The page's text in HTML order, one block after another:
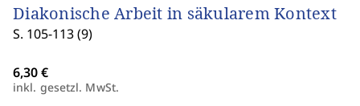
Diakonische Arbeit in säkularem Kontext
S. 105-113 (9)
inkl. gesetzl. MwSt.